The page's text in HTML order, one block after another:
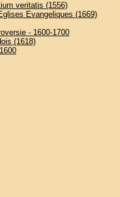
veritatis (1556)
Evangeliques (1669)
- 1600-1700
(1618)